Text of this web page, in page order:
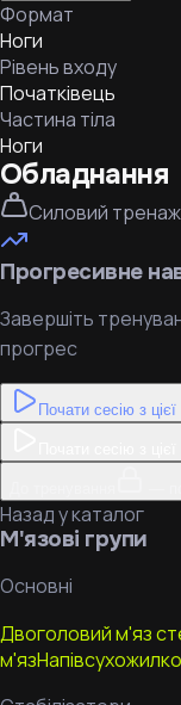
Формат
Ноги
Рівень входу
Початківець
Частина тіла
Ноги
Обладнання
Силовий
Прогресивне
Завершіть
прогрес
Почати сесію з
Назад у каталог
М'язові групи
Основні
Двоголовий м'яз
м'яз